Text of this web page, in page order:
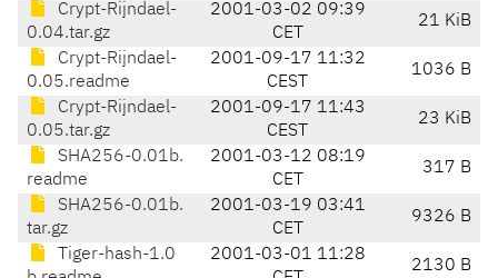
Crypt-Rijndael-
0.04.tar.gz
2001-03-02 09:39
CET
21 KiB
Crypt-Rijndael-
0.05.readme
2001-09-17 11:32
CEST
1036 B
Crypt-Rijndael-
0.05.tar.gz
2001-09-17 11:43
CEST
23 KiB
SHA256-0.01b.
readme
2001-03-12 08:19
CET
317 B
SHA256-0.01b.
tar.gz
2001-03-19 03:41
CET
9326 B
Tiger-hash-1.0
2001-03-01 11:28
2130 B